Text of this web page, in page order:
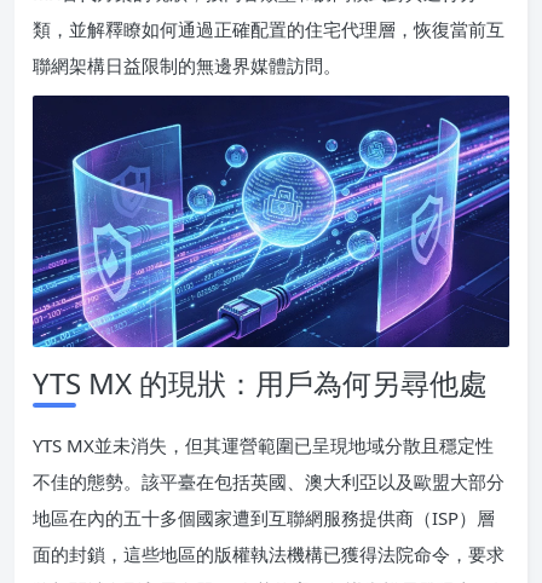
類，並解釋瞭如何通過正確配置的住宅代理層，恢復當前互
聯網架構日益限制的無邊界媒體訪問。
YTS MX 的現狀：用戶為何另尋他處
YTS MX並未消失，但其運營範圍已呈現地域分散且穩定性
不佳的態勢。該平臺在包括英國、澳大利亞以及歐盟大部分
地區在內的五十多個國家遭到互聯網服務提供商（ISP）層
面的封鎖，這些地區的版權執法機構已獲得法院命令，要求